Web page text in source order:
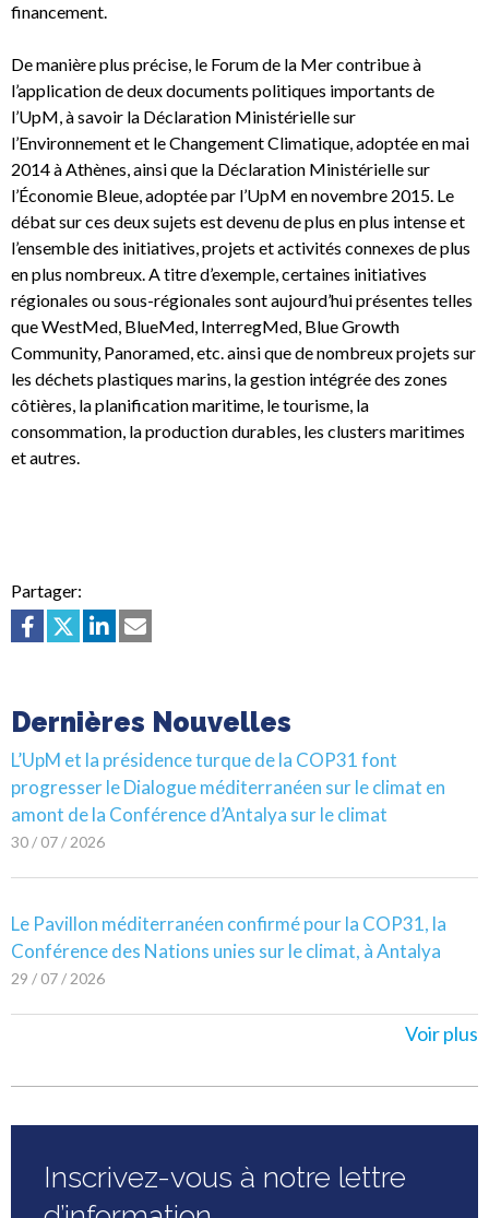
financement.
De manière plus précise, le Forum de la Mer contribue à
l’application de deux documents politiques importants de
l’UpM, à savoir la Déclaration Ministérielle sur
l’Environnement et le Changement Climatique, adoptée en mai
2014 à Athènes, ainsi que la Déclaration Ministérielle sur
l’Économie Bleue, adoptée par l’UpM en novembre 2015. Le
débat sur ces deux sujets est devenu de plus en plus intense et
l’ensemble des initiatives, projets et activités connexes de plus
en plus nombreux. A titre d’exemple, certaines initiatives
régionales ou sous-régionales sont aujourd’hui présentes telles
que WestMed, BlueMed, InterregMed, Blue Growth
Community, Panoramed, etc. ainsi que de nombreux projets sur
les déchets plastiques marins, la gestion intégrée des zones
côtières, la planification maritime, le tourisme, la
consommation, la production durables, les clusters maritimes
et autres.
Partager:
Dernières Nouvelles
L’UpM et la présidence turque de la COP31 font
progresser le Dialogue méditerranéen sur le climat en
amont de la Conférence d’Antalya sur le climat
30 / 07 / 2026
Le Pavillon méditerranéen confirmé pour la COP31, la
Conférence des Nations unies sur le climat, à Antalya
29 / 07 / 2026
Voir plus
Inscrivez-vous à notre lettre